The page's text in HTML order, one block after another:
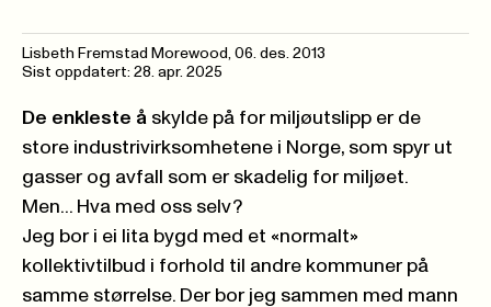
Lisbeth Fremstad Morewood, 06. des. 2013
Sist oppdatert: 28. apr. 2025
De enkleste å skylde på for miljøutslipp er de
store industrivirksomhetene i Norge, som spyr ut
gasser og avfall som er skadelig for miljøet.
Men... Hva med oss selv?
Jeg bor i ei lita bygd med et «normalt»
kollektivtilbud i forhold til andre kommuner på
samme størrelse. Der bor jeg sammen med mann